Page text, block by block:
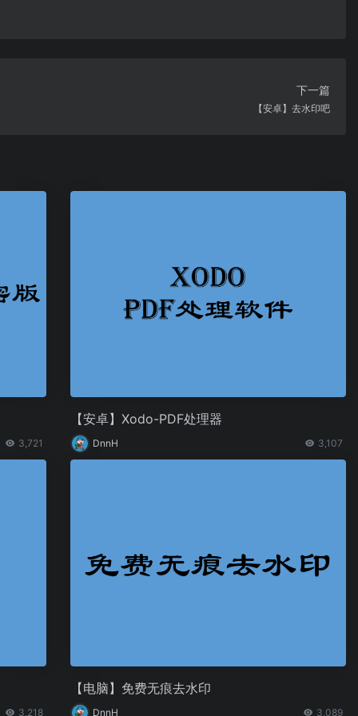
下一篇
【安卓】去水印吧
3,721
【安卓】Xodo-PDF处理器
DnnH 3,107
3,218
【电脑】免费无痕去水印
DnnH 3,089